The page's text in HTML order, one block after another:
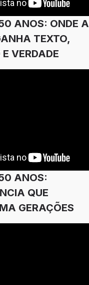
ANOS: ONDE A
TEXTO,
VERDADE
ANOS:
QUE
GERAÇÕES